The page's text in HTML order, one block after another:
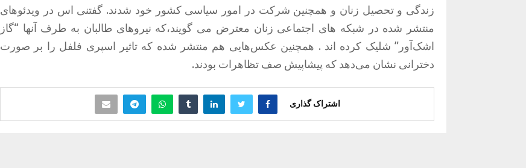
زندگی و تحصیل زنان و همچنین شرکت در امور سیاسی کشور خود شدند. گفتنی اس در ویدئوهای
منتشر شده در شبکه های اجتماعی زنان معترض می گویند،که نیروهای طالبان به طرف آنها “گاز
اشک‌آور” شلیک کرده اند . همچنین عکس‌هایی هم منتشر شده که تاثیر اسپری فلفل را بر صورت
دخترانی نشان می‌دهد که پیشاپیش صف تظاهرات بودند.
اشتراک گذاری